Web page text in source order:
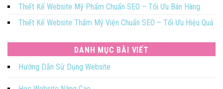
Thiết Kế Website Mỹ Phẩm Chuẩn SEO – Tối Ưu Bán Hàng
Thiết Kế Website Thẩm Mỹ Viện Chuẩn SEO – Tối Ưu Hiệu Quả
DANH MỤC BÀI VIẾT
Hướng Dẫn Sử Dụng Website